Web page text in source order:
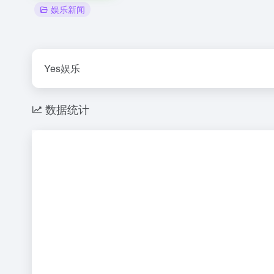
娱乐新闻
Yes娱乐
数据统计